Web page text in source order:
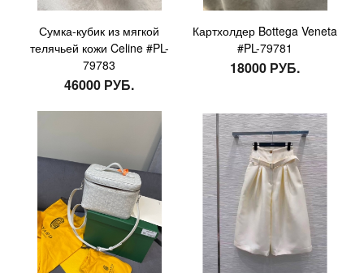
Сумка-кубик из мягкой
телячьей кожи Celine #PL-
79783
46000 РУБ.
Картхолдер Bottega Veneta
#PL-79781
18000 РУБ.